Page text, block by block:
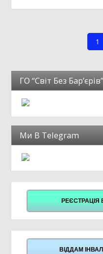
1
ГО “Світ Без Бар’єрів”
Ми В Telegram
РЕЄСТРАЦІЯ
ВІДДАМ